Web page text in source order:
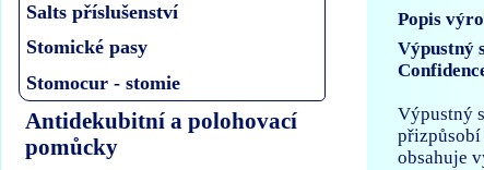
Salts příslušenství
Stomické pasy
Stomocur - stomie
Antidekubitní a polohovací
pomůcky
Popis
Výpustný
Výpustný
obsahuje